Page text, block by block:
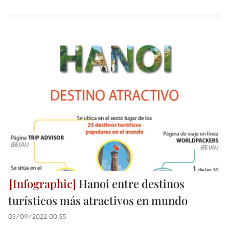
Hanoi entre destinos
turísticos más atractivos en mundo
03/09/2022 00:55